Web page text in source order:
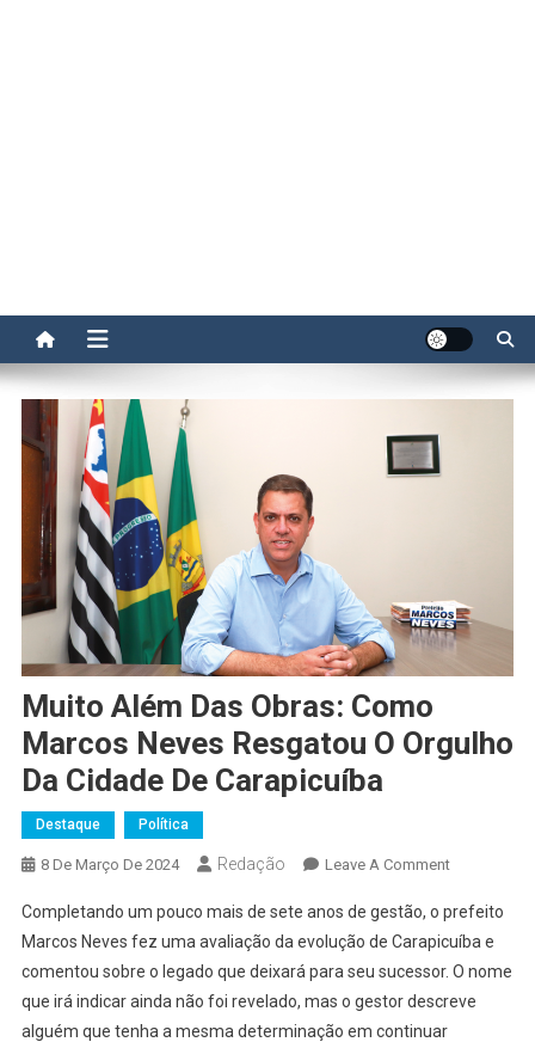
Muito Além Das Obras: Como
Marcos Neves Resgatou O Orgulho
Da Cidade De Carapicuíba
Destaque Política
8 De Março De 2024 Redação Leave A CommentOn
Além
Das
Obras:
Como
Completando um pouco mais de sete anos de gestão, o prefeito
Marcos Neves fez uma avaliação da evolução de Carapicuíba e
comentou sobre o legado que deixará para seu sucessor. O nome
que irá indicar ainda não foi revelado, mas o gestor descreve
alguém que tenha a mesma determinação em continuar